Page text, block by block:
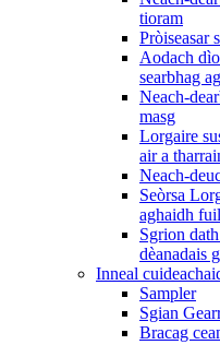
tioram
Pròiseasar
Aodach
searbhag
Neach-
masg
Lorgaire
air a
Neach-
Seòrsa
aghaidh fuil
Sgrion
dèanadais
Inneal
Sampler
Sgian
Bracag